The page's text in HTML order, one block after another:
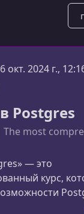
окт. 2024 г.,
Postgres
most
— это
курс,
любую систему,